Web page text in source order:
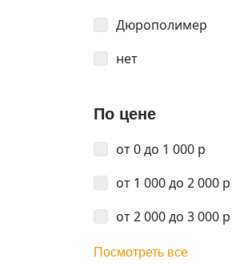
Дюрополимер
нет
По цене
от 0 до 1 000 р
от 1 000 до 2 000 р
от 2 000 до 3 000 р
Посмотреть все